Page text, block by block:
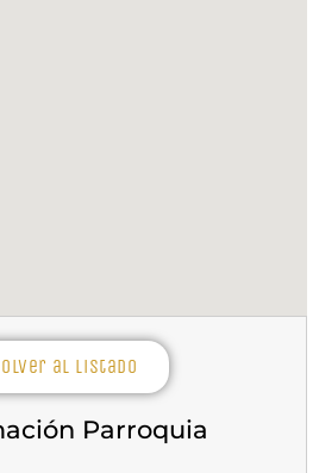
al listado
Parroquia